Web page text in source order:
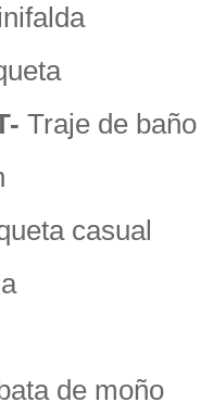
Traje de baño
casual
de moño